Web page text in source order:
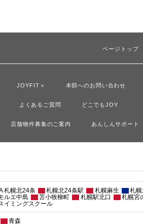
ページトップ
JOYFIT＋ 本部へのお問い合わせ
よくあるご質問 どこでもJOY
店舗物件募集のご案内 あんしんサポート
札幌北24条 札幌北24条駅 札幌麻生 札
ルエ中島
苫小牧柳町 札幌駅北口 札幌宮
イミングスクール
青森